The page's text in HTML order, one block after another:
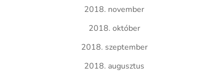
2018. november
2018. október
2018. szeptember
2018. augusztus